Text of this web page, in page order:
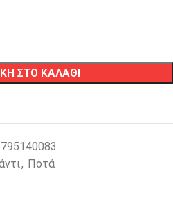
ΣΤΟ ΚΑΛΑΘΙ
, Ποτά